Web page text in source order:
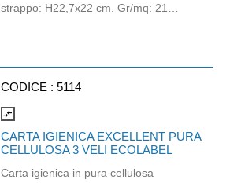
strappo: H22,7x22 cm. Gr/mq: 21
CODICE : 5114
compare_arrows
CARTA IGIENICA EXCELLENT PURA
CELLULOSA 3 VELI ECOLABEL
Carta igienica in pura cellulosa